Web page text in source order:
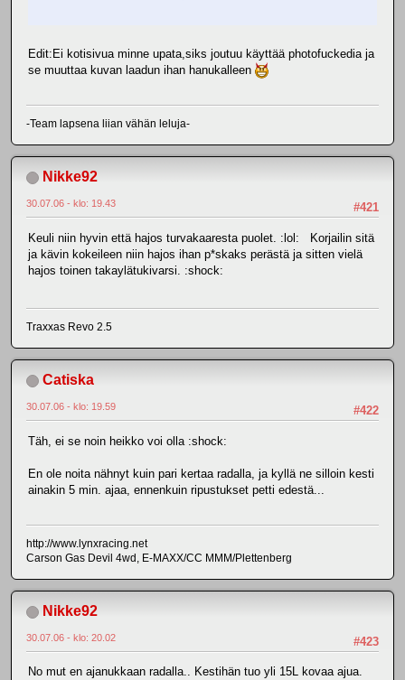
Edit:Ei kotisivua minne upata,siks joutuu käyttää photofuckedia ja
se muuttaa kuvan laadun ihan hanukalleen
-Team lapsena liian vähän leluja-
Nikke92
#421
30.07.06 - klo: 19.43
Keuli niin hyvin että hajos turvakaaresta puolet. :lol: Korjailin sitä
ja kävin kokeileen niin hajos ihan p*skaks perästä ja sitten vielä
hajos toinen takaylätukivarsi. :shock:
Traxxas Revo 2.5
Catiska
#422
30.07.06 - klo: 19.59
Täh, ei se noin heikko voi olla :shock:
En ole noita nähnyt kuin pari kertaa radalla, ja kyllä ne silloin kesti
ainakin 5 min. ajaa, ennenkuin ripustukset petti edestä...
http://www.lynxracing.net
Carson Gas Devil 4wd, E-MAXX/CC MMM/Plettenberg
Nikke92
#423
30.07.06 - klo: 20.02
No mut en ajanukkaan radalla.. Kestihän tuo yli 15L kovaa ajua.